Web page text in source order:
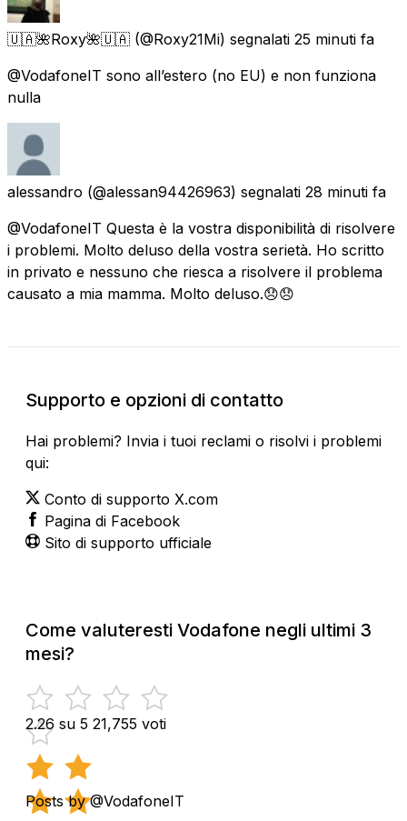
🇺🇦🌺Roxy🌺🇺🇦 (@Roxy21Mi) segnalati 25 minuti fa
@VodafoneIT sono all’estero (no EU) e non funziona
nulla
alessandro (@alessan94426963) segnalati 28 minuti fa
@VodafoneIT Questa è la vostra disponibilità di risolvere
i problemi. Molto deluso della vostra serietà. Ho scritto
in privato e nessuno che riesca a risolvere il problema
causato a mia mamma. Molto deluso.😞😞
Supporto e opzioni di contatto
Hai problemi? Invia i tuoi reclami o risolvi i problemi
qui:
Conto di supporto X.com
Pagina di Facebook
Sito di supporto ufficiale
Come valuteresti Vodafone negli ultimi 3
mesi?
2.26 su 5 21,755 voti
Posts by @VodafoneIT